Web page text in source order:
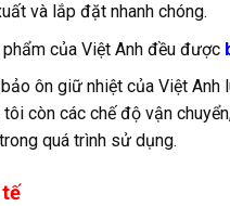
và lắp đặt nhanh chóng.
của Việt Anh đều được
ôn giữ nhiệt của Việt
tôi còn các chế độ vận
quá trình sử dụng.